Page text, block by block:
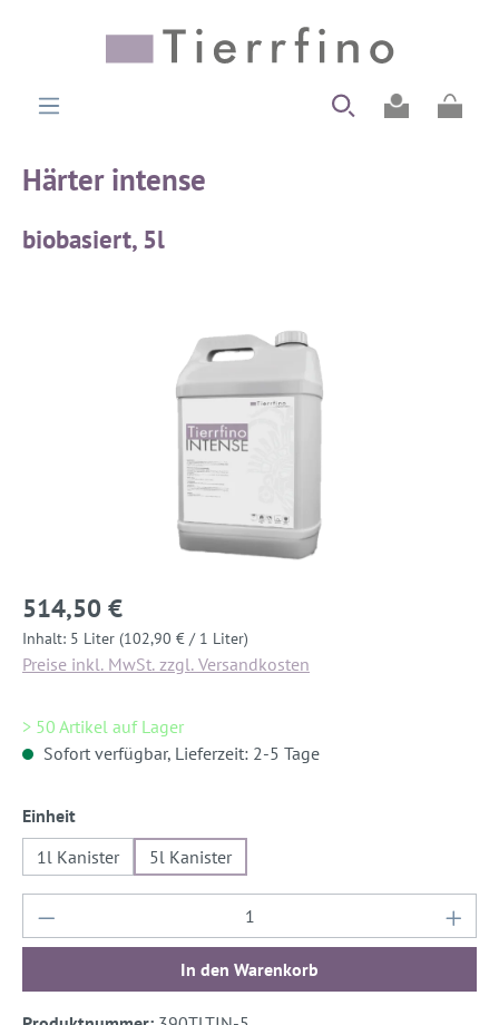
Härter intense
biobasiert, 5l
Bildergalerie überspringen
514,50 €
Inhalt: 5 Liter (102,90 € / 1 Liter)
Preise inkl. MwSt. zzgl. Versandkosten
> 50 Artikel auf Lager
Sofort verfügbar, Lieferzeit: 2-5 Tage
Einheitauswählen
1l Kanister
5l Kanister
Produkt Anzahl: Gib den gewünschten
In den Warenkorb